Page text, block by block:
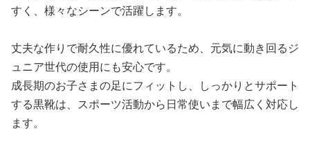
すく、様々なシーンで活躍します。
丈夫な作りで耐久性に優れているため、元気に動き回るジ
ュニア世代の使用にも安心です。
成長期のお子さまの足にフィットし、しっかりとサポート
する黒靴は、スポーツ活動から日常使いまで幅広く対応し
ます。